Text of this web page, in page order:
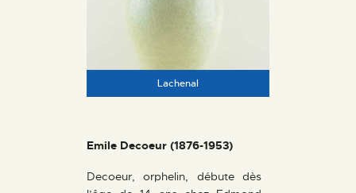
Lachenal
Emile Decoeur (1876-1953)
Decoeur, orphelin, débute dès